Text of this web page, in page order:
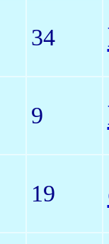
34
9
19